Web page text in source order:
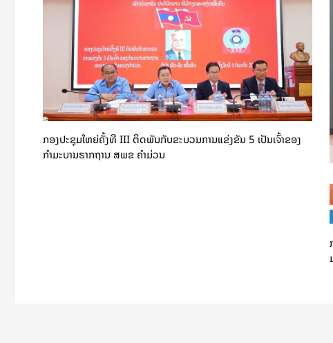
ກອງປະຊຸມໃຫຍ່ຄັ້ງທີ III ຕິດພັນກັບຂະບວນການແຂ່ງຂັນ 5 ເປັນເຈົ້າຂອງ
ກຳມະບານຮາກຖານ ສພຂ ຄໍາມ່ວນ